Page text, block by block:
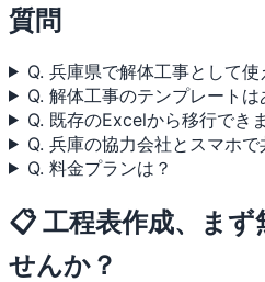
質問
Q. 兵庫県で解体工事として使
Q. 解体工事のテンプレートは
Q. 既存のExcelから移行でき
Q. 兵庫の協力会社とスマホで
Q. 料金プランは？
📋 工程表作成、まず
せんか？